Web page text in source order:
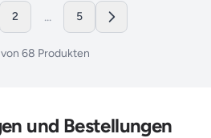
2 ... 5
von 68 Produkten
und Bestellungen